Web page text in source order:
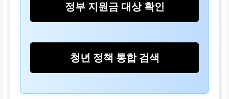
정부 지원금 대상 확인
청년 정책 통합 검색